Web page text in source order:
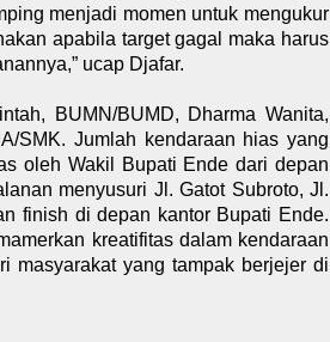
menjadi momen untuk mengukur
apabila target gagal maka harus
ucap Djafar.
BUMN/BUMD, Dharma Wanita,
SMK. Jumlah kendaraan hias yang
oleh Wakil Bupati Ende dari depan
menyusuri Jl. Gatot Subroto, Jl.
finish di depan kantor Bupati Ende.
kreatifitas dalam kendaraan
masyarakat yang tampak berjejer di